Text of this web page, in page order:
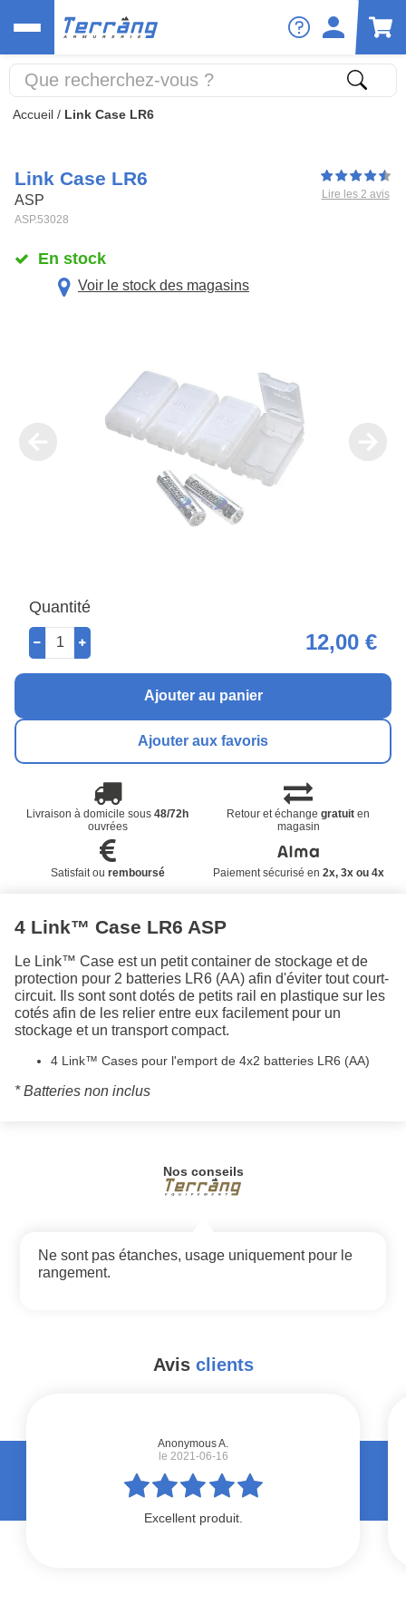
Accueil / Link Case LR6
Link Case LR6
ASP
ASP.53028
Lire les 2 avis
En stock
Voir le stock des magasins
Quantité
12,00 €
Ajouter au panier
Ajouter aux favoris
Livraison à domicile sous48/72h
ouvrées
Retour et échangegratuit en
magasin
Satisfait ou remboursé Paiement sécurisé en 2x, 3x ou 4x
4 Link™ Case LR6 ASP
Le Link™ Case est un petit container de stockage et de
protection pour 2 batteries LR6 (AA) afin d'éviter tout court-
circuit. Ils sont sont dotés de petits rail en plastique sur les
cotés afin de les relier entre eux facilement pour un
stockage et un transport compact.
4 Link™ Cases pour l'emport de 4x2 batteries LR6 (AA)
* Batteries non inclus
Nos conseils
Ne sont pas étanches, usage uniquement pour le
rangement.
Avis clients
Anonymous A.
le 2021-06-16
Excellent produit.